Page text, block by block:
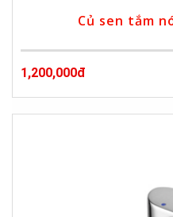
Củ sen tắm
1,200,000đ